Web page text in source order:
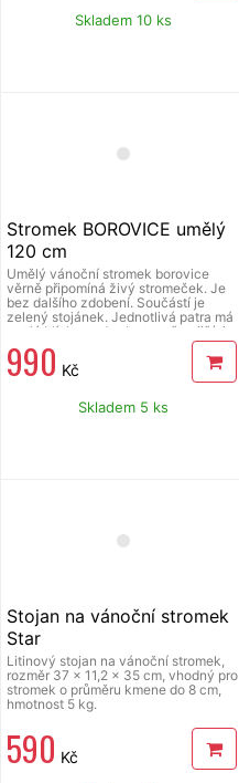
Skladem 10 ks
Stromek BOROVICE umělý
120 cm
Umělý vánoční stromek borovice
věrně připomíná živý stromeček. Je
bez dalšího zdobení. Součástí je
zelený stojánek. Jednotlivá patra má
rostlá blízko nad sebou, což zajišťuje
dostatečnou hustotu stromečku.
Výška stromku 120 cm.
990 Kč
Skladem 5 ks
Stojan na vánoční stromek
Star
Litinový stojan na vánoční stromek,
rozměr 37 x 11,2 x 35 cm, vhodný pro
stromek o průměru kmene do 8 cm,
hmotnost 5 kg.
590 Kč